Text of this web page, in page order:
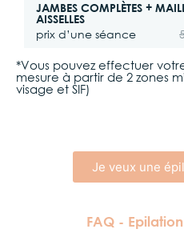
JAMBES COMPLÈTES +
AISSELLES
prix d’une séance
*Vous pouvez effectuer
mesure à partir de 2 zones
visage et SIF)
Je veux une
FAQ -